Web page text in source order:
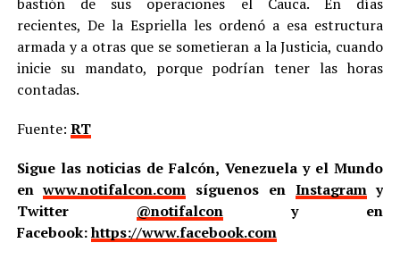
bastión de sus operaciones el Cauca. En días
recientes, De la Espriella les ordenó a esa estructura
armada y a otras que se sometieran a la Justicia, cuando
inicie su mandato, porque podrían tener las horas
contadas.
Fuente: RT
Sigue las noticias de Falcón, Venezuela y el Mundo
enwww.notifalcon.com síguenos en Instagramy
Twitter @notifalcony en
Facebook:https://www.facebook.com